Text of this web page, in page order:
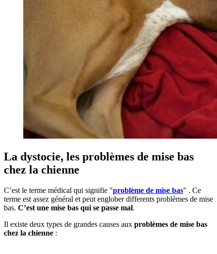
La dystocie, les problèmes de mise bas
chez la chienne
C’est le terme médical qui signifie "problème de mise bas" . Ce
terme est assez général et peut englober differents problèmes de mise
bas. C’est une mise bas qui se passe mal.
Il existe deux types de grandes causes aux problèmes de mise bas
chez la chienne :